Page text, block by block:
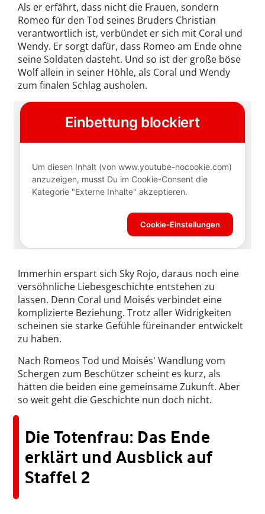
Als er erfährt, dass nicht die Frauen, sondern
Romeo für den Tod seines Bruders Christian
verantwortlich ist, verbündet er sich mit Coral und
Wendy. Er sorgt dafür, dass Romeo am Ende ohne
seine Soldaten dasteht. Und so ist der große böse
Wolf allein in seiner Höhle, als Coral und Wendy
zum finalen Schlag ausholen.
Immerhin erspart sich Sky Rojo, daraus noch eine
versöhnliche Liebesgeschichte entstehen zu
lassen. Denn Coral und Moisés verbindet eine
komplizierte Beziehung. Trotz aller Widrigkeiten
scheinen sie starke Gefühle füreinander entwickelt
zu haben.
Nach Romeos Tod und Moisés' Wandlung vom
Schergen zum Beschützer scheint es kurz, als
hätten die beiden eine gemeinsame Zukunft. Aber
so weit geht die Geschichte nun doch nicht.
Die Totenfrau: Das Ende
erklärt und Ausblick auf
Staffel 2